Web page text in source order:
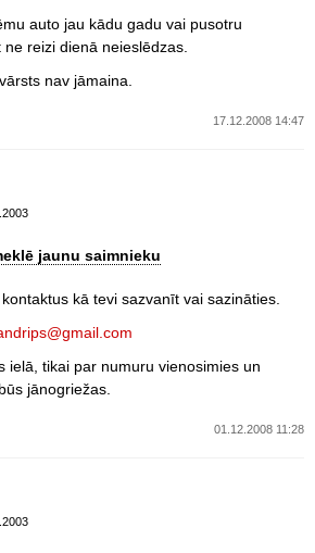
auto jau kādu gadu vai pusotru
reizi dienā neieslēdzas.
nav jāmaina.
17.12.2008 14:47
jaunu saimnieku
kā tevi sazvanīt vai sazināties.
ielā, tikai par numuru vienosimies un
jānogriežas.
01.12.2008 11:28